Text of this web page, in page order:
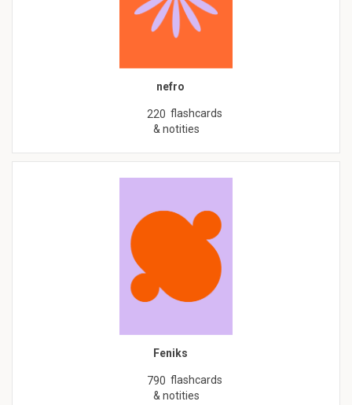
nefro
220 flashcards
& notities
Feniks
790 flashcards
& notities